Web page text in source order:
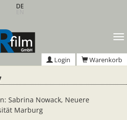
DE
Login Warenkorb
Sabrina Nowack, Neuere
Marburg